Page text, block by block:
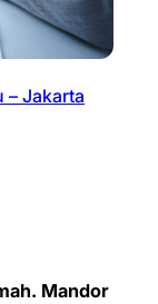
– Jakarta
Mandor